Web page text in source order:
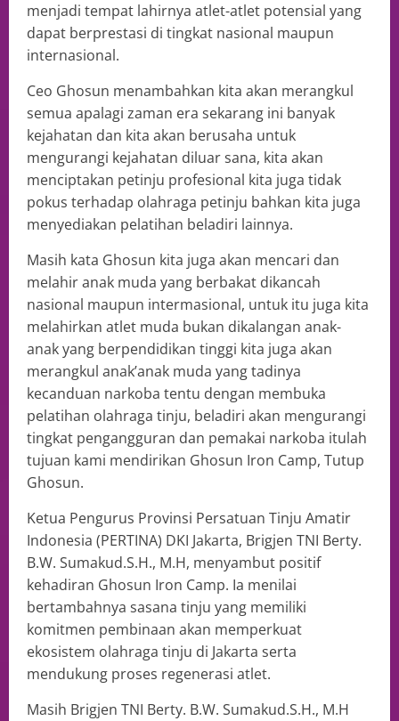
menjadi tempat lahirnya atlet-atlet potensial yang
dapat berprestasi di tingkat nasional maupun
internasional.
Ceo Ghosun menambahkan kita akan merangkul
semua apalagi zaman era sekarang ini banyak
kejahatan dan kita akan berusaha untuk
mengurangi kejahatan diluar sana, kita akan
menciptakan petinju profesional kita juga tidak
pokus terhadap olahraga petinju bahkan kita juga
menyediakan pelatihan beladiri lainnya.
Masih kata Ghosun kita juga akan mencari dan
melahir anak muda yang berbakat dikancah
nasional maupun intermasional, untuk itu juga kita
melahirkan atlet muda bukan dikalangan anak-
anak yang berpendidikan tinggi kita juga akan
merangkul anak’anak muda yang tadinya
kecanduan narkoba tentu dengan membuka
pelatihan olahraga tinju, beladiri akan mengurangi
tingkat pengangguran dan pemakai narkoba itulah
tujuan kami mendirikan Ghosun Iron Camp, Tutup
Ghosun.
Ketua Pengurus Provinsi Persatuan Tinju Amatir
Indonesia (PERTINA) DKI Jakarta, Brigjen TNI Berty.
B.W. Sumakud.S.H., M.H, menyambut positif
kehadiran Ghosun Iron Camp. Ia menilai
bertambahnya sasana tinju yang memiliki
komitmen pembinaan akan memperkuat
ekosistem olahraga tinju di Jakarta serta
mendukung proses regenerasi atlet.
Masih Brigjen TNI Berty. B.W. Sumakud.S.H., M.H